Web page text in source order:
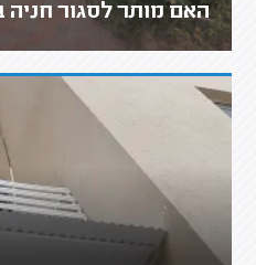
האם מותר לסגור חניה